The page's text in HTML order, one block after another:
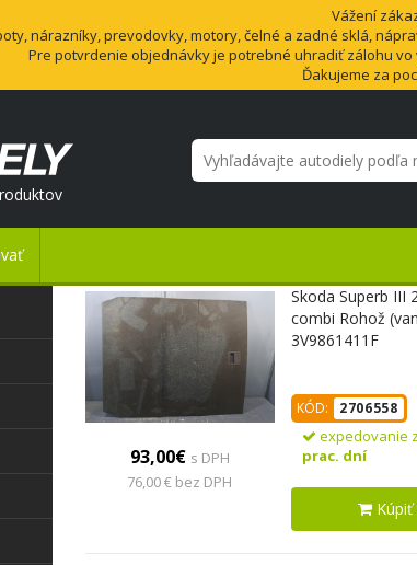
Vážení
nárazníky, prevodovky, motory, čelné a zadné sklá,
Pre potvrdenie objednávky je potrebné uhradiť zálohu vo
Ďakujeme za
93,00€ s DPH
76,00 € bez DPH
Skoda Superb III
combi Rohož
3V9861411F
KÓD: 2706558
expedovanie
prac. dní
Kúpiť